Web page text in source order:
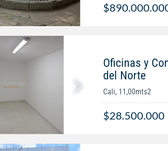
Oficinas y
del Norte
Cali, 11,00mts2
$28.500.000